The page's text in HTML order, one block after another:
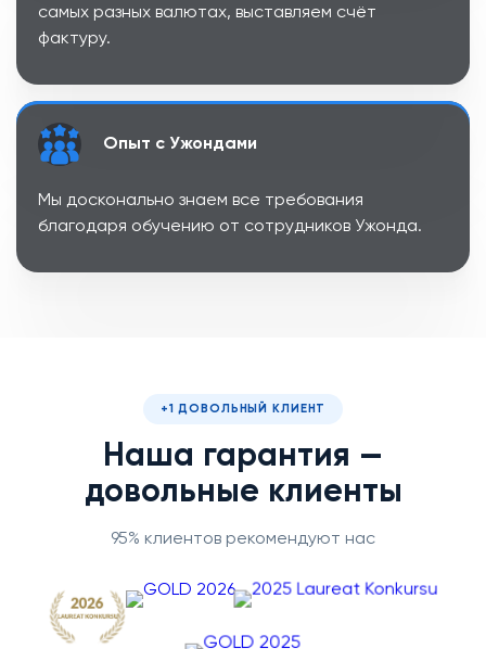
самых разных валютах, выставляем счёт
фактуру.
Опыт с Ужондами
Мы досконально знаем все требования
благодаря обучению от сотрудников Ужонда.
+1 ДОВОЛЬНЫЙ КЛИЕНТ
Наша гарантия —
довольные клиенты
95% клиентов рекомендуют нас